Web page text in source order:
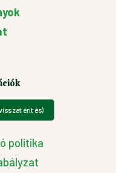
politika